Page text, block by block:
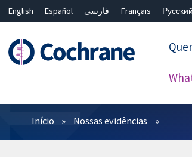
English Español فارسی Français Русский
Filtros
Início Nossas evidências